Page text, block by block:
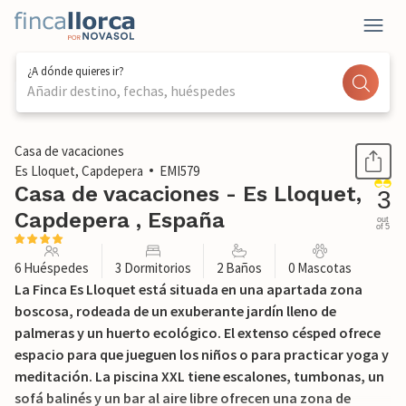
¿A dónde quieres ir?
Añadir destino, fechas, huéspedes
1 / 48
Casa de vacaciones
Es Lloquet, Capdepera
EMI579
Casa de vacaciones - Es Lloquet,
Capdepera , España
3
out
of 5
6 Huéspedes 3 Dormitorios 2 Baños 0 Mascotas
La Finca Es Lloquet está situada en una apartada zona
boscosa, rodeada de un exuberante jardín lleno de
palmeras y un huerto ecológico. El extenso césped ofrece
espacio para que jueguen los niños o para practicar yoga y
meditación. La piscina XXL tiene escalones, tumbonas, un
sofá balinés y un bar al aire libre ofrecen una zona de